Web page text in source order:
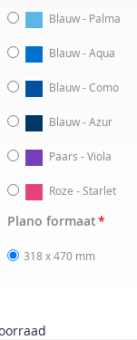
Blauw - Palma
Blauw - Aqua
Blauw - Como
Blauw - Azur
Paars - Viola
Roze - Starlet
Plano formaat
318 x 470 mm